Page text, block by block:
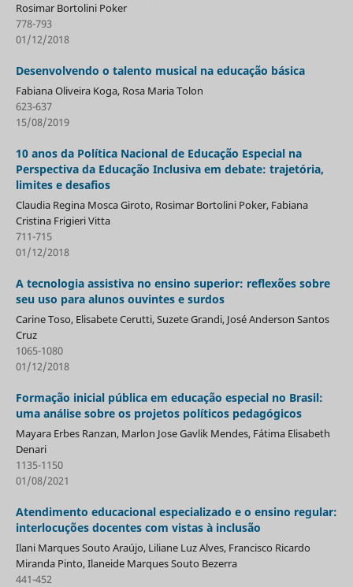
Rosimar Bortolini Poker
778-793
01/12/2018
Desenvolvendo o talento musical na educação básica
Fabiana Oliveira Koga, Rosa Maria Tolon
623-637
15/08/2019
10 anos da Política Nacional de Educação Especial na
Perspectiva da Educação Inclusiva em debate: trajetória,
limites e desafios
Claudia Regina Mosca Giroto, Rosimar Bortolini Poker, Fabiana
Cristina Frigieri Vitta
711-715
01/12/2018
A tecnologia assistiva no ensino superior: reflexões sobre
seu uso para alunos ouvintes e surdos
Carine Toso, Elisabete Cerutti, Suzete Grandi, José Anderson Santos
Cruz
1065-1080
01/12/2018
Formação inicial pública em educação especial no Brasil:
uma análise sobre os projetos políticos pedagógicos
Mayara Erbes Ranzan, Marlon Jose Gavlik Mendes, Fátima Elisabeth
Denari
1135-1150
01/08/2021
Atendimento educacional especializado e o ensino regular:
interlocuções docentes com vistas à inclusão
Ilani Marques Souto Araújo, Liliane Luz Alves, Francisco Ricardo
Miranda Pinto, Ilaneide Marques Souto Bezerra
441-452